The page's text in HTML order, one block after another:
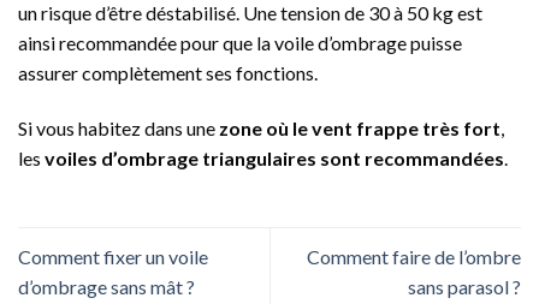
un risque d’être déstabilisé. Une tension de 30 à 50 kg est
ainsi recommandée pour que la voile d’ombrage puisse
assurer complètement ses fonctions.
Si vous habitez dans une zone où le vent frappe très fort,
les voiles d’ombrage triangulaires sont recommandées.
Comment fixer un voile
d’ombrage sans mât ?
Comment faire de l’ombre
sans parasol ?